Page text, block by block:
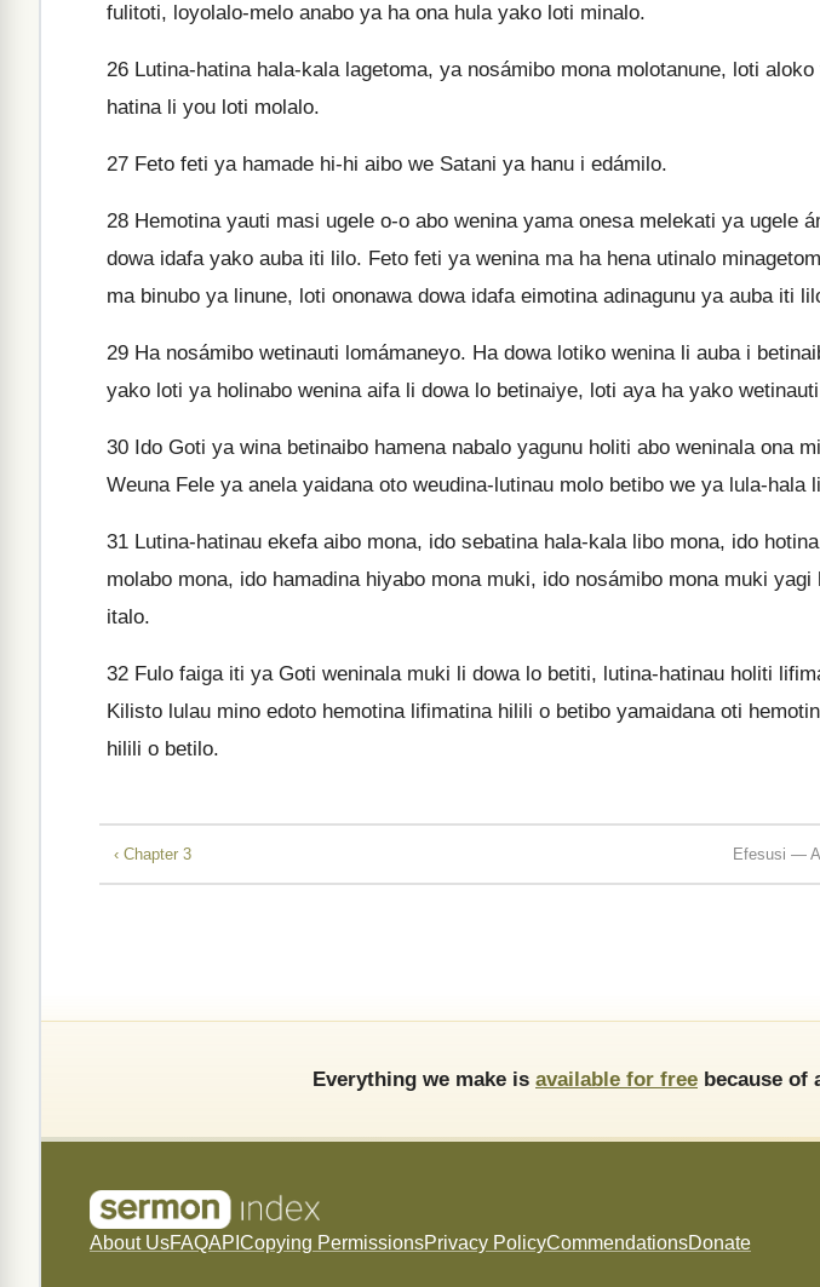
fulitoti, loyolalo-melo anabo ya ha ona hula yako loti minalo.
26 Lutina-hatina hala-kala lagetoma, ya nosámibo mona molotanune, loti
hatina li you loti molalo.
27 Feto feti ya hamade hi-hi aibo we Satani ya hanu i edámilo.
28 Hemotina yauti masi ugele o-o abo wenina yama onesa melekati ya ugele
dowa idafa yako auba iti lilo. Feto feti ya wenina ma ha hena utinalo
ma binubo ya linune, loti ononawa dowa idafa eimotina adinagunu ya auba iti
29 Ha nosámibo wetinauti lomámaneyo. Ha dowa lotiko wenina li auba i
yako loti ya holinabo wenina aifa li dowa lo betinaiye, loti aya ha yako
30 Ido Goti ya wina betinaibo hamena nabalo yagunu holiti abo weninala ona
Weuna Fele ya anela yaidana oto weudina-lutinau molo betibo we ya lula-hala
31 Lutina-hatinau ekefa aibo mona, ido sebatina hala-kala libo mona, ido
molabo mona, ido hamadina hiyabo mona muki, ido nosámibo mona muki
italo.
32 Fulo faiga iti ya Goti weninala muki li dowa lo betiti, lutina-hatinau holiti
Kilisto lulau mino edoto hemotina lifimatina hilili o betibo yamaidana oti
hilili o betilo.
‹ Chapter 3 Efesusi —
Everything we make is available for free because of
About UsFAQAPI Copying PermissionsPrivacy PolicyCommendationsDonate